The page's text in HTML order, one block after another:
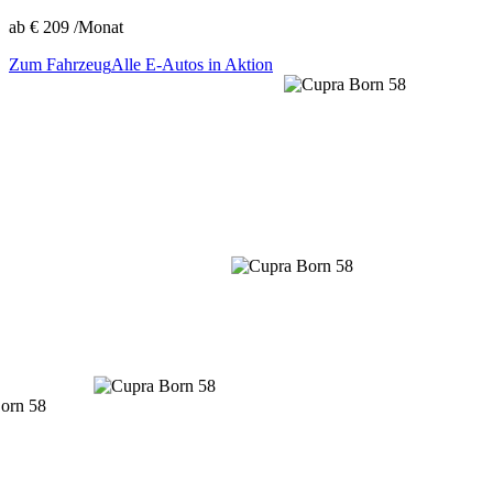
ab € 209 /Monat
Zum FahrzeugAlle E-Autos in Aktion